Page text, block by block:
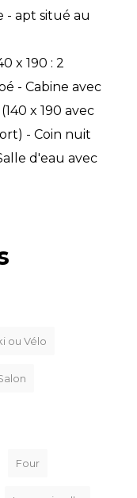
- apt situé au
x 190 : 2
- Cabine avec
x 190 avec
- Coin nuit
d'eau avec
ou Vélo
Four